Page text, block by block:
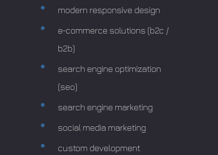
modern responsive design
e-commerce solutions (b2c /
b2b)
search engine optimization
(seo)
search engine marketing
social media marketing
custom development